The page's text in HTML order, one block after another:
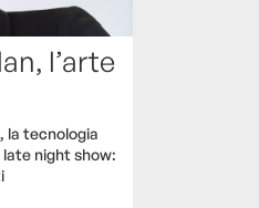
l’arte
la tecnologia
night show: